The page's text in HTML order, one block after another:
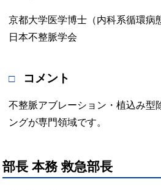
京都大学医学博士（内科系循環病
日本不整脈学会
コメント
不整脈アブレーション・植込み型
ングが専門領域です。
部長 本務 救急部長